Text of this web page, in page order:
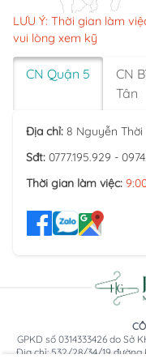
LƯU Ý: Thời gian làm
vui lòng xem kỹ
CN Quận 5
CN
Tân
Địa chỉ: 8 Nguyễn Thời
Sđt: 0777.195.929 -
Thời gian làm việc:
GPKD số 0314333426 do Sở
Địa chỉ: 532/28/34/19 đường